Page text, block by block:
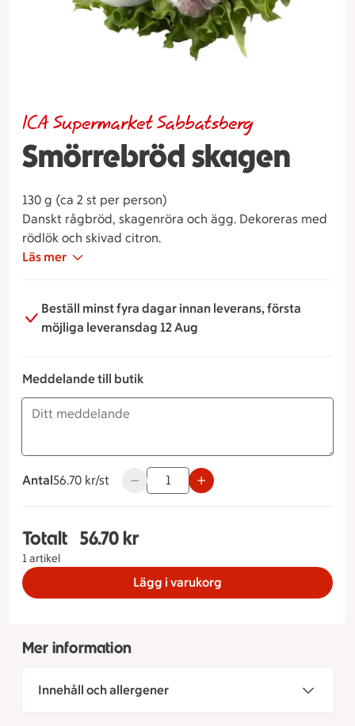
Smörrebröd skagen
ICA Supermarket Sabbatsberg
130 g (ca 2 st per person)
Danskt rågbröd, skagenröra och ägg. Dekoreras med
rödlök och skivad citron.
Läs mer
Beställ minst fyra dagar innan leverans, första
möjliga leveransdag 12 Aug
Meddelande till butik
Antal
56.70 kronor styck
56.70 kr/st Använd knapparna för att minska eller
Totalt
1 artikel
Totalt 1 stycken Smörrebröd Skagen, 56.70
56.70 kr
Lägg i varukorg
Mer information
Innehåll och allergener